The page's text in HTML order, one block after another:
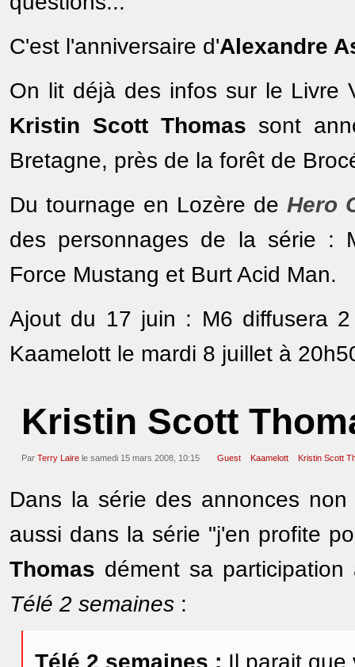
C'est l'anniversaire d'Alexandre
On lit déjà des infos sur le Livre
Kristin Scott Thomas sont
Bretagne, près de la forêt de
Du tournage en Lozère de Hero
des personnages de la série :
Force Mustang et Burt Acid Man.
Ajout du 17 juin : M6 diffusera
Kaamelott le mardi 8 juillet à
Kristin Scott
Par Terry Laire le samedi 15 mars 2008, 10:15 Guest Kaamelott Kristin Scott
Dans la série des annonces
aussi dans la série "j'en profite
Thomas dément sa
Télé 2 semaines :
Télé 2 semaines : Il parait que